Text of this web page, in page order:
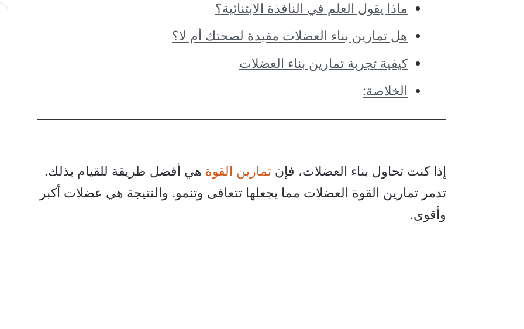
ماذا يقول العلم في النافذة الابتنائية؟
هل تمارين بناء العضلات مفيدة لصحتك أم لا؟
كيفية تجربة تمارين بناء العضلات
الخلاصة:
إذا كنت تحاول بناء العضلات، فإن تمارين القوة هي أفضل طريقة للقيام بذلك.
تدمر تمارين القوة العضلات مما يجعلها تتعافى وتنمو. والنتيجة هي عضلات أكبر
وأقوى.